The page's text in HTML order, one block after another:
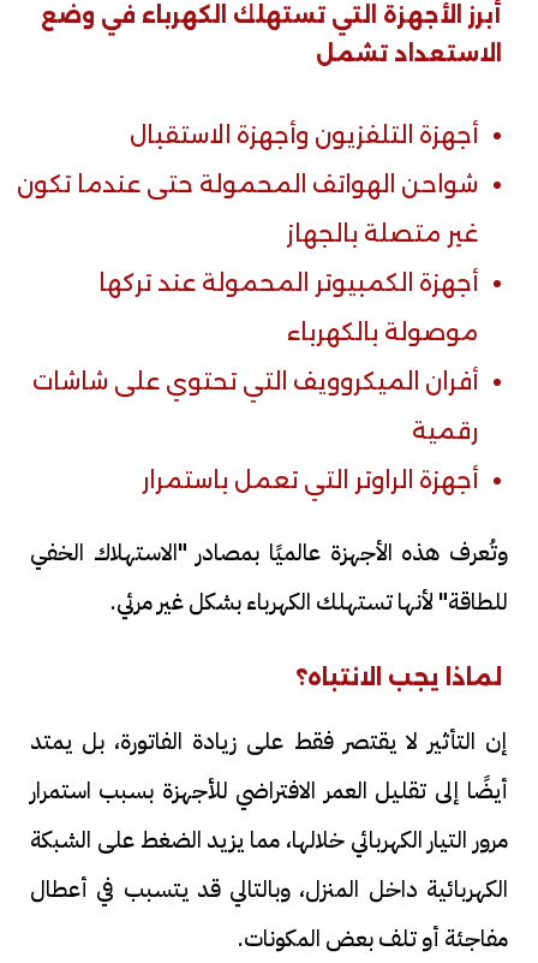
أبرز الأجهزة التي تستهلك الكهرباء في وضع
الاستعداد تشمل
أجهزة التلفزيون وأجهزة الاستقبال
شواحن الهواتف المحمولة حتى عندما تكون
غير متصلة بالجهاز
أجهزة الكمبيوتر المحمولة عند تركها
موصولة بالكهرباء
أفران الميكروويف التي تحتوي على شاشات
رقمية
أجهزة الراوتر التي تعمل باستمرار
وتُعرف هذه الأجهزة عالميًا بمصادر "الاستهلاك الخفي
للطاقة" لأنها تستهلك الكهرباء بشكل غير مرئي.
لماذا يجب الانتباه؟
إن التأثير لا يقتصر فقط على زيادة الفاتورة، بل يمتد
أيضًا إلى تقليل العمر الافتراضي للأجهزة بسبب استمرار
مرور التيار الكهربائي خلالها، مما يزيد الضغط على الشبكة
الكهربائية داخل المنزل، وبالتالي قد يتسبب في أعطال
مفاجئة أو تلف بعض المكونات.